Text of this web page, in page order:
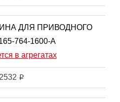
ДЛЯ ПРИВОДНОГО
764-1600-A
в агрегатах
i